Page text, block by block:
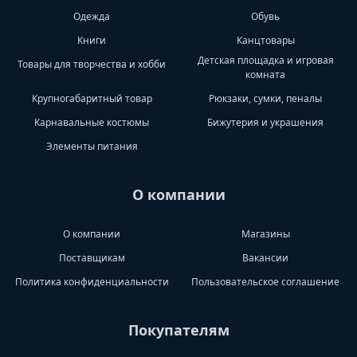
Одежда
Обувь
Книги
Канцтовары
Товары для творчества и хобби
Детская площадка и игровая
комната
Крупногабаритный товар
Рюкзаки, сумки, пеналы
Карнавальные костюмы
Бижутерия и украшения
Элементы питания
О компании
О компании
Магазины
Поставщикам
Вакансии
Политика конфиденциальности
Пользовательское соглашение
Покупателям